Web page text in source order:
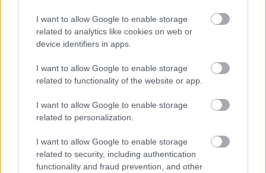
I want to allow Google to enable storage
related to analytics like cookies on web or
device identifiers in apps.
I want to allow Google to enable storage
related to functionality of the website or app.
I want to allow Google to enable storage
related to personalization.
I want to allow Google to enable storage
related to security, including authentication
functionality and fraud prevention, and other